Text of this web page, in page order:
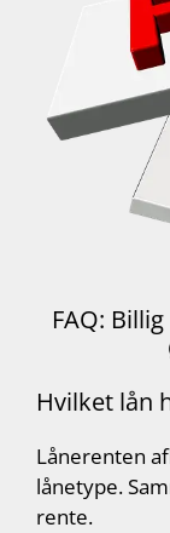
FAQ:
Hvilket lån
Lånerenten
lånetype.
rente.